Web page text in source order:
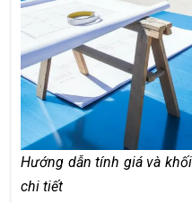
Hướng dẫn tính giá và
chi tiết